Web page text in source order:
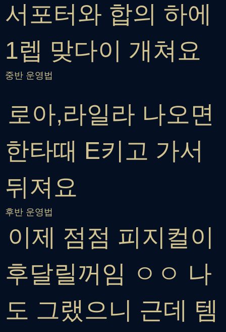
서포터와 합의 하에
1렙 맞다이 개쳐요
중반 운영법
로아,라일라 나오면
한타때 E키고 가서
뒤져요
후반 운영법
이제 점점 피지컬이
후달릴꺼임 ㅇㅇ 나
도 그랬으니 근데 템